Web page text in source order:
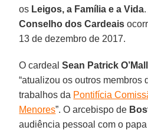
os Leigos, a Família e a Vida
Conselho dos Cardeais
13 de dezembro de 2017.
O cardealSean Patrick
“atualizou os outros membros
trabalhos da Pontifícia
Menores”. O arcebispo de
audiência pessoal com o